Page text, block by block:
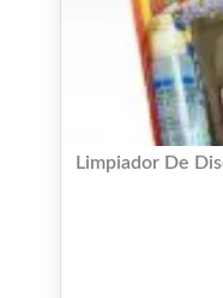
Limpiador De